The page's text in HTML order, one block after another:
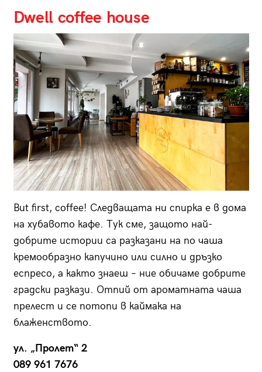
Dwell coffee house
But first, coffee! Следващата ни спирка е в дома
на хубавото кафе. Тук сме, защото най-
добрите истории са разказани на по чаша
кремообразно капучино или силно и дръзко
еспресо, а както знаеш – ние обичаме добрите
градски разкази. Отпий от ароматната чаша
прелест и се потопи в каймака на
блаженството.
ул. „Пролет“ 2
089 961 7676